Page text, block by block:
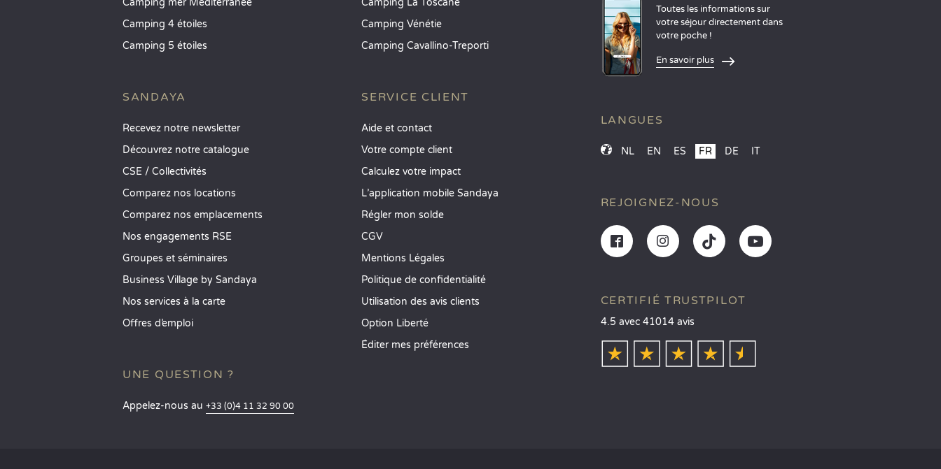
Camping mer Méditerranée
Camping 4 étoiles
Camping 5 étoiles
SANDAYA
Recevez notre newsletter
Découvrez notre catalogue
CSE / Collectivités
Comparez nos locations
Comparez nos emplacements
Nos engagements RSE
Groupes et séminaires
Business Village by Sandaya
Nos services à la carte
Offres d’emploi
UNE QUESTION ?
Appelez-nous au +33 (0)4 11 32 90 00
Camping La Toscane
Camping Vénétie
Camping Cavallino-Treporti
SERVICE CLIENT
Aide et contact
Votre compte client
Calculez votre impact
L’application mobile Sandaya
Régler mon solde
CGV
Mentions Légales
Politique de confidentialité
Utilisation des avis clients
Option Liberté
Éditer mes préférences
Toutes les informations sur
votre séjour directement dans
votre poche !
En savoir plus
LANGUES
NL EN ES FR DE IT
REJOIGNEZ-NOUS
CERTIFIÉ TRUSTPILOT
4.5 avec 41014 avis